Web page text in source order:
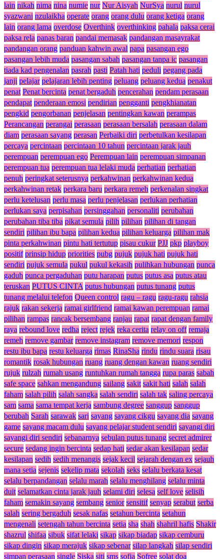
lain nikah nima nina numie nur Nur Aisyah NurSya nurul nurul
syazwani nzulaikha operate orang orang dulu orang ketiga orang
lain orang lama overdose Overthink overthinking pahala paksa cerai
paksa rela panas baran pandai memasak pandangan masayrakat
pandangan orang panduan kahwin awal papa pasangan ego
pasangan lebih muda pasangan sabah pasangan tanpa ic pasangan
tiada kad pengenalan pasrah pasti Patah hati peduli pegang pada
janji pelajar pelajaran lebih penting peluang peluang kedua penakut
penat Penat bercinta penat bergaduh pencerahan pendam perasaan
pendapat penderaan emosi pendirian pengganti pengkhianatan
pengkid pengorbanan penjelasan pentingkan kawan perampas
Perancangan perangai perasaan perasaan bersalah perasaan dalam
diam perasaan sayang perasan Perbaiki diri perbetulkan kesilapan
percaya percintaan percintaan 10 tahun percintaan jarak jauh
perempuan perempuan ego Perempuan lain perempuan simpanan
perempuan tua perempuan tua lelaki muda perhatian perhatian
penuh peringkat seterusnya perkahwinan perkahwinan kedua
perkahwinan retak perkara baru perkara remeh perkenalan singkat
perlu ketelusan perlu masa perlu penjelasan perlukan perhatian
perlukan saya perpisahan persinggahan personaliti perubahan
perubahan tiba tiba pikat semula pilih pilihan pilihan di tangan
sendiri pilihan ibu bapa pilihan kedua pilihan keluarga pilihan mak
pinta perkahwinan pintu hati tertutup pisau cukur PJJ pkp playboy
positif prinsip hidup priorities pubg pujuk pujuk hati pujuk hati
sendiri pujuk semula pukul pukul kekasih pulihkan hubungan punca
gaduh punca pergaduhan putu harapan putus putus asa putus atau
teruskan PUTUS CINTA putus hubungan putus tunang putus
tunang melalui telefon Queen control ragu – ragu ragu-ragu rahsia
rajuk rakan sekerja ramai girlfriend ramai kawan perempuan ramai
pilihan rampas rancak bersembang ranjau rapat rapat dengan family
raya rebound love redha reject rejek reka cerita relay on off remaja
remeh remove gambar remove instagram remove memori respon
restu ibu bapa restu keluarga rimas RinaSha rindu rindu suara risau
romantik rosak hubungan ruang ruang dengan kawan ruang sendiri
rujuk rulzah rumah usang runtuhkan rumah tangga rupa paras sabah
safe space sahkan mengandung sailang sakit sakit hati salah salah
faham salah pilih salah sangka salah sendiri salah tak saling percaya
sam sama sama tempat kerja sambung degree sanggup sanggup
berubah Sarah sarawak sari sayang sayang cikgu sayang dia sayang
game sayang macam dulu sayang pelajar student sendiri sayangi diri
sayangi diri sendiri sebanarnya sebulan putus tunang secret admirer
secure sedang ingin bercinta sedap hati sedar akan kesilapan sedar
kesilapan sedih sedih menangis sejak kecil sejarah dengan ex sejauh
mana setia sejenis sekelip mata sekolah seks selalu berkata kesat
selalu berpandangan selalu marah selalu menghilang selalu minta
duit selamatkan cinta jarak jauh selami diri selesa self love selisih
faham semakin sayang sembang senior sensitif senyap serabut serba
salah sering bergaduh sesak nafas setahun bercinta setahun
mengenali setengah tahun bercinta setia sha shah shahril hafis Shakir
shazrul shifaa sibuk sifat lelaki sikap sikap biadap sikap cemburu
sikap dingin sikap merajuk sikap sebenar silap langkah silap sendiri
simpan perasaan single Siska siti sms sofia Sofree solat doa